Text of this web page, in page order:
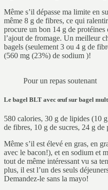
Même s’il dépasse ma limite en
même 8 g de fibres, ce qui
procure un bon 14 g de protéines
l’ajout de fromage. Un meilleur
bagels (seulement 3 ou 4 g de
(560 mg (23%) de sodium )!
Pour un repas soutenant
Le bagel BLT avec œuf sur bagel
580 calories, 30 g de lipides (10
de fibres, 10 g de sucres, 24 g de
Même s’il est élevé en gras, en
avec le bacon!), et en sodium et
tout de même intéressant vu sa
plus, il est l’un des seuls
Demandez-le sans la mayo!